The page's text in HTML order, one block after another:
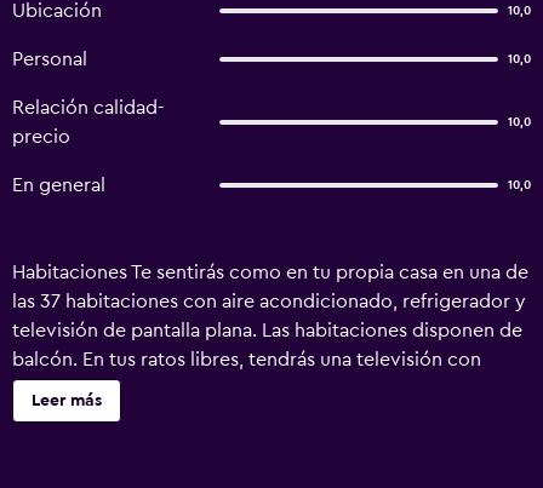
Ubicación 10,0
Personal 10,0
Relación calidad-
precio
10,0
En general 10,0
Habitaciones Te sentirás como en tu propia casa en una de
las 37 habitaciones con aire acondicionado, refrigerador y
televisión de pantalla plana. Las habitaciones disponen de
balcón. En tus ratos libres, tendrás una televisión con
canales por cable para entretenerte. El baño privado
dispone de artículos de tocador gratuitos y secador de
Leer más